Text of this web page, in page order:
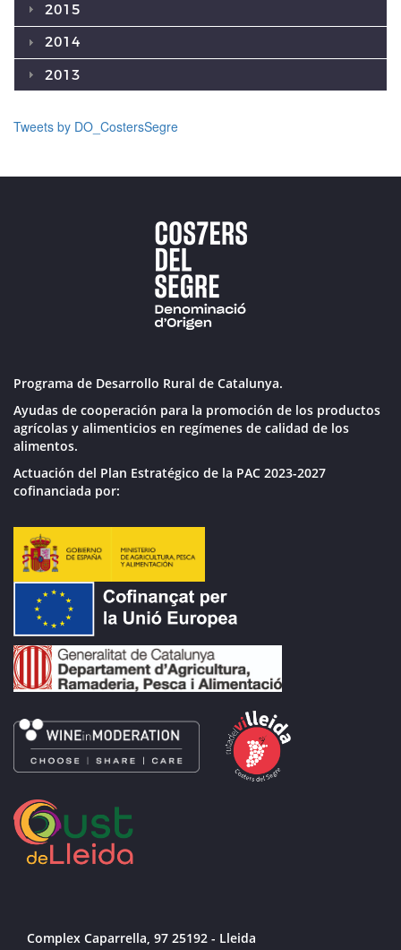
2015
2014
2013
Tweets by DO_CostersSegre
Programa de Desarrollo Rural de Catalunya.
Ayudas de cooperación para la promoción de los productos
agrícolas y alimenticios en regímenes de calidad de los
alimentos.
Actuación del Plan Estratégico de la PAC 2023-2027
cofinanciada por:
Complex Caparrella, 97 25192 - Lleida